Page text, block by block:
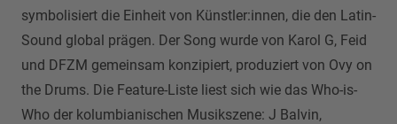
symbolisiert die Einheit von Künstler:innen, die den Latin-
Sound global prägen. Der Song wurde von Karol G, Feid
und DFZM gemeinsam konzipiert, produziert von Ovy on
the Drums. Die Feature-Liste liest sich wie das Who-is-
Who der kolumbianischen Musikszene: J Balvin,